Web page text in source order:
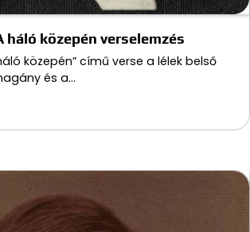
háló közepén verselemzés
közepén” című verse a lélek belső
és a…